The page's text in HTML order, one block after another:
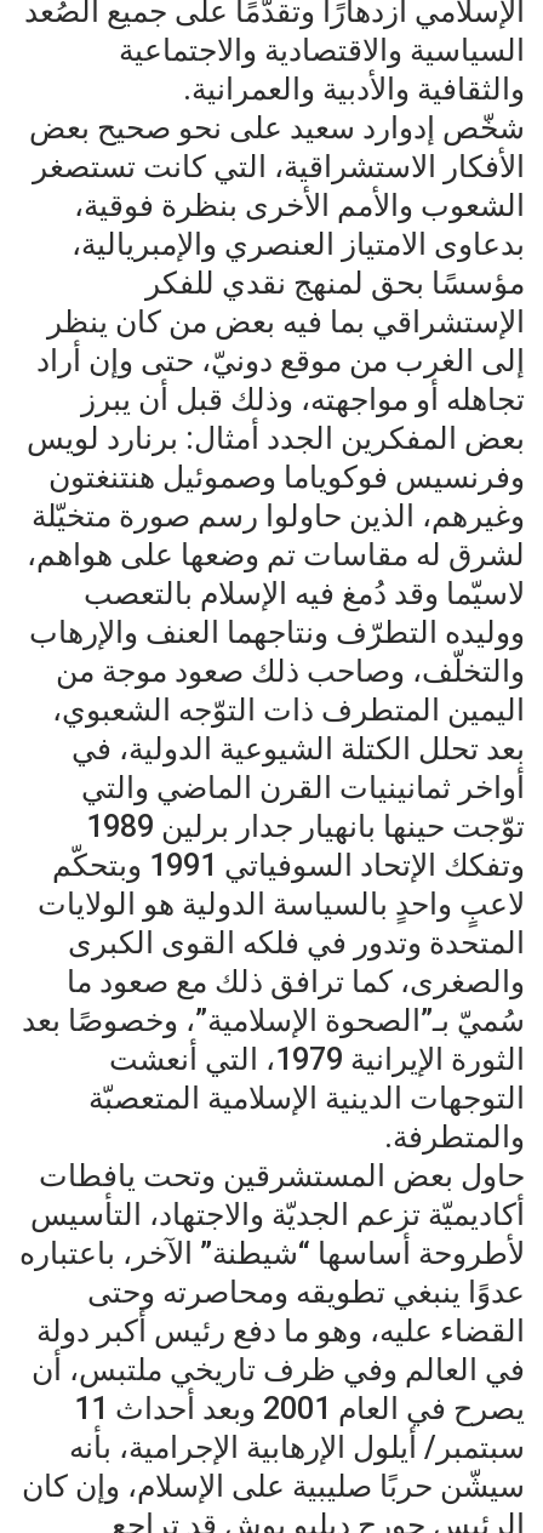
الإسلامي ازدهارًا وتقدّمًا على جميع الصُعد
السياسية والاقتصادية والاجتماعية
والثقافية والأدبية والعمرانية.
شخّص إدوارد سعيد على نحو صحيح بعض
الأفكار الاستشراقية، التي كانت تستصغر
الشعوب والأمم الأخرى بنظرة فوقية،
بدعاوى الامتياز العنصري والإمبريالية،
مؤسسًا بحق لمنهج نقدي للفكر
الإستشراقي بما فيه بعض من كان ينظر
إلى الغرب من موقع دونيّ، حتى وإن أراد
تجاهله أو مواجهته، وذلك قبل أن يبرز
بعض المفكرين الجدد أمثال: برنارد لويس
وفرنسيس فوكوياما وصموئيل هنتنغتون
وغيرهم، الذين حاولوا رسم صورة متخيّلة
لشرق له مقاسات تم وضعها على هواهم،
لاسيّما وقد دُمغ فيه الإسلام بالتعصب
ووليده التطرّف ونتاجهما العنف والإرهاب
والتخلّف، وصاحب ذلك صعود موجة من
اليمين المتطرف ذات التوّجه الشعبوي،
بعد تحلل الكتلة الشيوعية الدولية، في
أواخر ثمانينيات القرن الماضي والتي
توّجت حينها بانهيار جدار برلين 1989
وتفكك الإتحاد السوفياتي 1991 وبتحكّم
لاعبٍ واحدٍ بالسياسة الدولية هو الولايات
المتحدة وتدور في فلكه القوى الكبرى
والصغرى، كما ترافق ذلك مع صعود ما
سُميّ بـ”الصحوة الإسلامية”، وخصوصًا بعد
الثورة الإيرانية 1979، التي أنعشت
التوجهات الدينية الإسلامية المتعصبّة
والمتطرفة.
حاول بعض المستشرقين وتحت يافطات
أكاديميّة تزعم الجديّة والاجتهاد، التأسيس
لأطروحة أساسها “شيطنة” الآخر، باعتباره
عدوًا ينبغي تطويقه ومحاصرته وحتى
القضاء عليه، وهو ما دفع رئيس أكبر دولة
في العالم وفي ظرف تاريخي ملتبس، أن
يصرح في العام 2001 وبعد أحداث 11
سبتمبر/ أيلول الإرهابية الإجرامية، بأنه
سيشّن حربًا صليبية على الإسلام، وإن كان
الرئيس جورج دبليو بوش قد تراجع